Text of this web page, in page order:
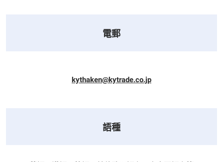
電郵
kythaken@kytrade.co.jp
語種